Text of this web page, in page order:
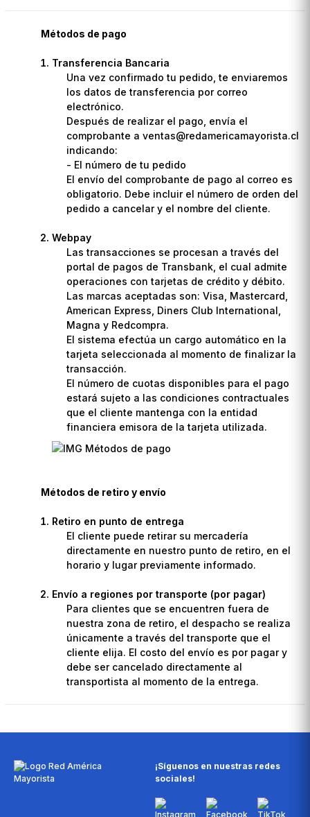
Métodos de pago
Transferencia Bancaria
Una vez confirmado tu pedido, te enviaremos
los datos de transferencia por correo
electrónico.
Después de realizar el pago, envía el
comprobante a ventas@redamericamayorista.cl
indicando:
- El número de tu pedido
El envío del comprobante de pago al correo es
obligatorio. Debe incluir el número de orden del
pedido a cancelar y el nombre del cliente.
Webpay
Las transacciones se procesan a través del
portal de pagos de Transbank, el cual admite
operaciones con tarjetas de crédito y débito.
Las marcas aceptadas son: Visa, Mastercard,
American Express, Diners Club International,
Magna y Redcompra.
El sistema efectúa un cargo automático en la
tarjeta seleccionada al momento de finalizar la
transacción.
El número de cuotas disponibles para el pago
estará sujeto a las condiciones contractuales
que el cliente mantenga con la entidad
financiera emisora de la tarjeta utilizada.
Métodos de retiro y envío
Retiro en punto de entrega
El cliente puede retirar su mercadería
directamente en nuestro punto de retiro, en el
horario y lugar previamente informado.
Envío a regiones por transporte (por pagar)
Para clientes que se encuentren fuera de
nuestra zona de retiro, el despacho se realiza
únicamente a través del transporte que el
cliente elija. El costo del envío es por pagar y
debe ser cancelado directamente al
transportista al momento de la entrega.
¡Síguenos en nuestras redes
sociales!